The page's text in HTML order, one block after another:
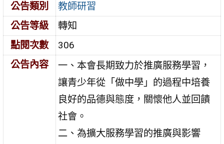
公告類別
教師研習
公告等級
轉知
點閱次數
306
公告內容
一、本會長期致力於推廣服務學習，
讓青少年從「做中學」的過程中培養
良好的品德與態度，關懷他人並回饋
社會。
二、為擴大服務學習的推廣與影響